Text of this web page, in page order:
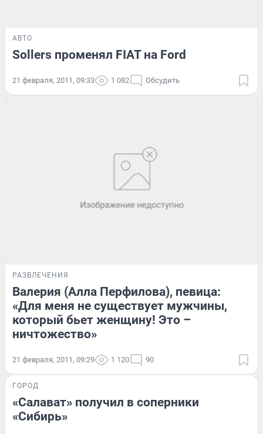
АВТО
Sollers променял FIAT на Ford
21 февраля, 2011, 09:33 1 082 Обсудить
РАЗВЛЕЧЕНИЯ
Валерия (Алла Перфилова), певица:
«Для меня не существует мужчины,
который бьет женщину! Это –
ничтожество»
21 февраля, 2011, 09:29 1 120 90
ГОРОД
«Салават» получил в соперники
«Сибирь»